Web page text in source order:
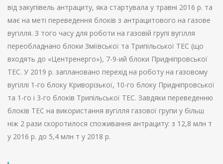
від закупівель антрациту, яка стартувала у травні 2016 р. та
має на меті переведення блоків з антрацитового на газове
вугілля. З того часу для роботи на газовій групі вугілля
переобладнано блоки Зміївської та Трипільської ТЕС (що
входять до «Центренерго»), 7-9-ий блоки Придніпровської
ТЕС. У 2019 р. заплановано перехід на роботу на газовому
вугіллі 1-го блоку Криворізької, 10-го блоку Придніпровської
та 1-го і 3-го блоків Трипільської ТЕС. Завдяки переведенню
блоків ТЕС на використання вугілля газової групи у більш
ніж 2 рази скоротилося споживання антрациту: з 12,8 млн т
у 2016 р. до 5,4 млн т у 2018 р.